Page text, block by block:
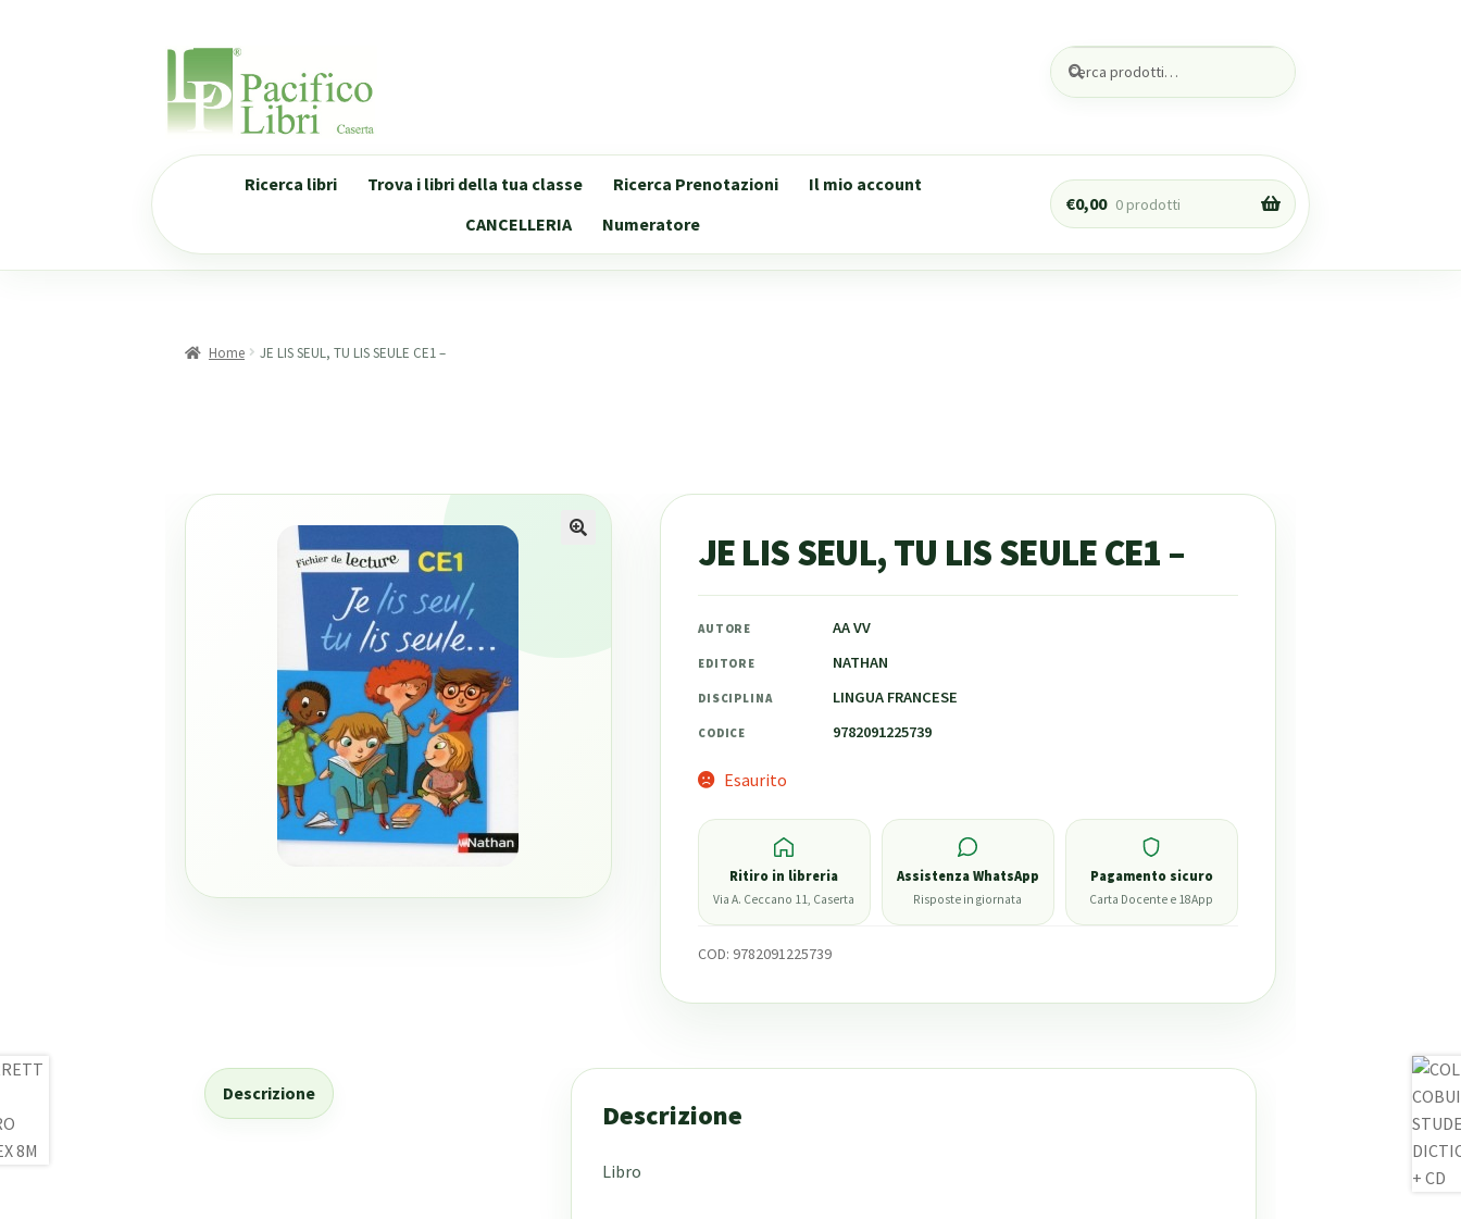
Vai
alla
navigazione
Vai
contenuto
Cerca:
Cerca
Ricerca libri Trova i libri della tua classe Ricerca Prenotazioni
Il mio account
CANCELLERIA
Numeratore
€0,00 0 prodotti
Home JE LIS SEUL, TU LIS SEULE CE1 –
JE LIS SEUL, TU LIS SEULE CE1 –
AUTORE AA VV
EDITORE NATHAN
DISCIPLINA LINGUA FRANCESE
CODICE 9782091225739
Esaurito
Ritiro in libreria
Via A. Ceccano 11, Caserta
Assistenza WhatsApp
Risposte in giornata
Pagamento sicuro
Carta Docente e 18App
COD: 9782091225739
Descrizione
Descrizione
Libro